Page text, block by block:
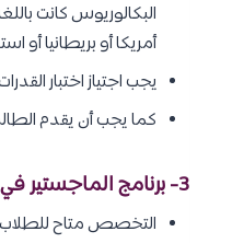
البكالوريوس كانت
أمريكا أو بريطانيا أو
يجب اجتياز اختبار
كما يجب أن يقدم
3- برنامج الماجستير في الفيزياء :
التخصص متاح للطلاب